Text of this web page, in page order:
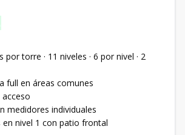
torre · 11 niveles · 6 por nivel · 2
full en áreas comunes
medidores individuales
en nivel 1 con patio frontal